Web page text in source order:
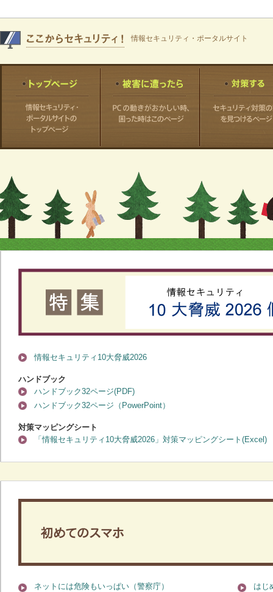
情報セキュリティ・ポータルサイト
情報セキュリティ10大脅威2026
ハンドブック
ハンドブック32ページ(PDF)
ハンドブック32ページ（PowerPoint）
対策マッピングシート
「情報セキュリティ10大脅威2026」対策マッピングシート(Excel)
ネットには危険もいっぱい（警察庁）
はじ